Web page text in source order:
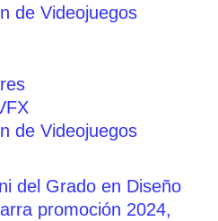
de Videojuegos
de Videojuegos
del Grado en Diseño
promoción 2024,